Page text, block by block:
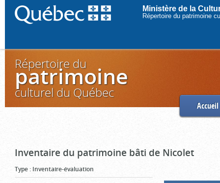
Ministère de la
Répertoire du patrimoine
Répertoire du
patrimoine
culturel du Québec
Accueil
Inventaire du patrimoine bâti de Nicolet
Type : Inventaire-évaluation